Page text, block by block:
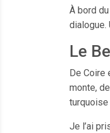
À bord
dialogue.
Le
De Coire
monte,
Je l’ai